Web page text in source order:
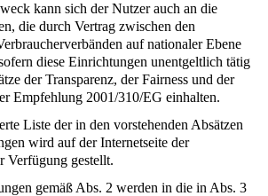
kann sich der Nutzer auch an die
die durch Vertrag zwischen den
auf nationaler Ebene
diese Einrichtungen unentgeltlich tätig
der Transparenz, der Fairness und der
Empfehlung 2001/310/EG einhalten.
Liste der in den vorstehenden Absätzen
wird auf der Internetseite der
Verfügung gestellt.
gemäß Abs. 2 werden in die in Abs. 3